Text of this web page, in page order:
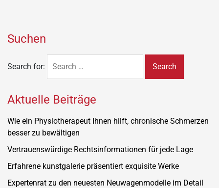
Suchen
Search for:
Aktuelle Beiträge
Wie ein Physiotherapeut Ihnen hilft, chronische Schmerzen
besser zu bewältigen
Vertrauenswürdige Rechtsinformationen für jede Lage
Erfahrene kunstgalerie präsentiert exquisite Werke
Expertenrat zu den neuesten Neuwagenmodelle im Detail